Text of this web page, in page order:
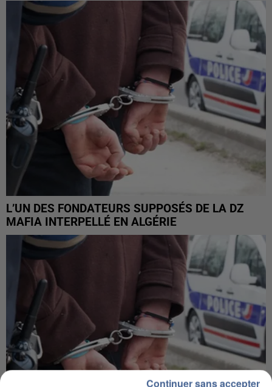
L’UN DES FONDATEURS SUPPOSÉS DE LA DZ
MAFIA INTERPELLÉ EN ALGÉRIE
Continuer sans accepter